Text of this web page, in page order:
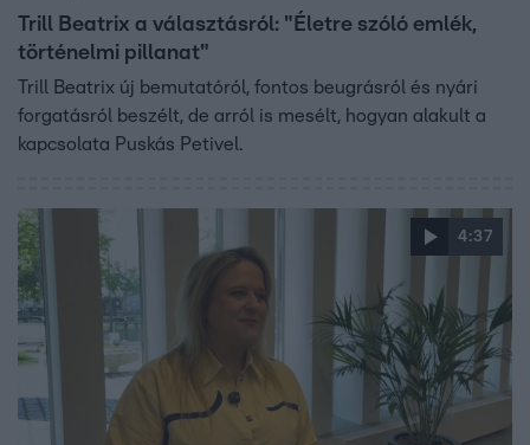
Trill Beatrix a választásról: "Életre szóló emlék,
történelmi pillanat"
Trill Beatrix új bemutatóról, fontos beugrásról és nyári
forgatásról beszélt, de arról is mesélt, hogyan alakult a
kapcsolata Puskás Petivel.
4:37